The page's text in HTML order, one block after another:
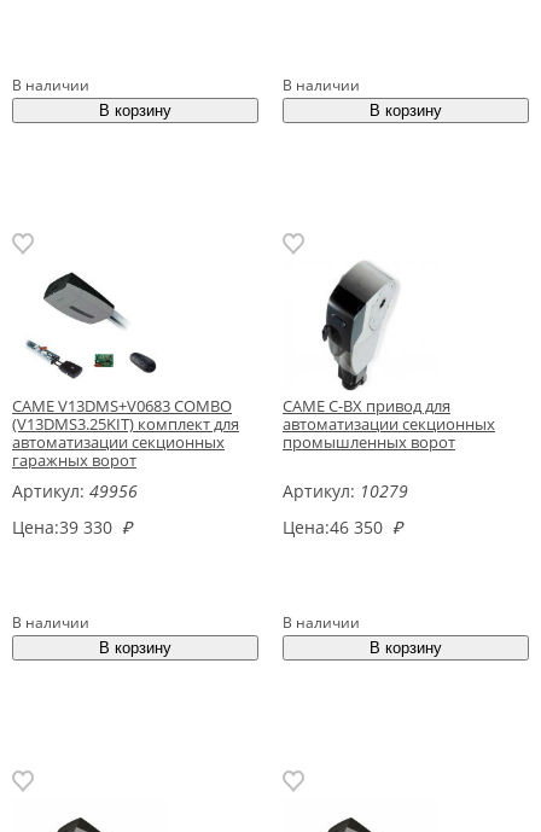
В наличии В наличии
CAME V13DMS+V0683 COMBO
(V13DMS3.25KIT) комплект для
автоматизации секционных
гаражных ворот
Артикул: 49956
Цена:39 330 ₽
В наличии
CAME C-BX привод для
автоматизации секционных
промышленных ворот
Артикул: 10279
Цена:46 350 ₽
В наличии